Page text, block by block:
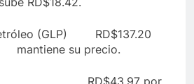
(GLP) RD$137.20
su precio.